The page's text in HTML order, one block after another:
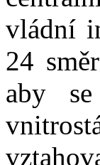
vládní
24
aby